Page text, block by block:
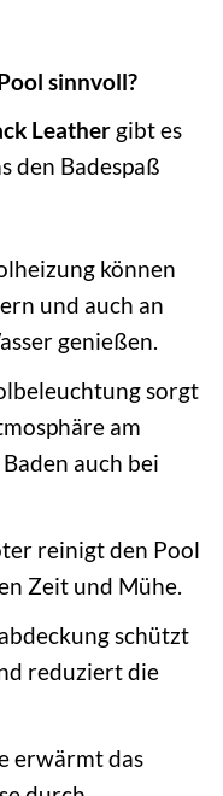
sinnvoll?
Leather gibt es
den Badespaß
können
und auch an
genießen.
sorgt
am
auch bei
reinigt den Pool
Zeit und Mühe.
schützt
reduziert die
erwärmt das